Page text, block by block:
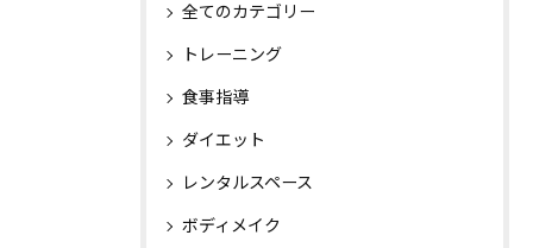
全てのカテゴリー
トレーニング
食事指導
ダイエット
レンタルスペース
ボディメイク